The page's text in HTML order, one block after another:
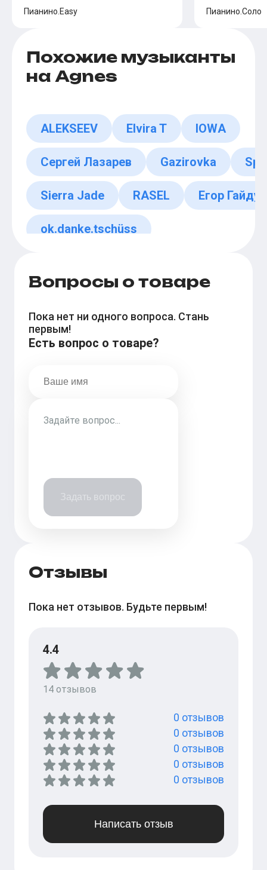
Пианино.Easy Пианино.Соло
Похожие музыканты
на Agnes
ALEKSEEV Elvira T IOWA
Сергей Лазарев Gazirovka
Sierra Jade RASEL Егор Гайдук
ok.danke.tschüss
Вопросы о товаре
Пока нет ни одного вопроса. Стань
первым!
Есть вопрос о товаре?
Задать вопрос
Отзывы
Пока нет отзывов. Будьте первым!
4.4
14 отзывов
0 отзывов
0 отзывов
0 отзывов
0 отзывов
0 отзывов
Написать отзыв